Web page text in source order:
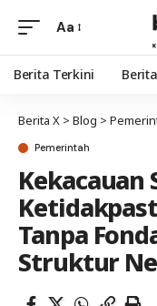
Aa
Berita Terkini
Berita X > Blog >
Pemerintah
Kekacauan
Tanpa
Struktur